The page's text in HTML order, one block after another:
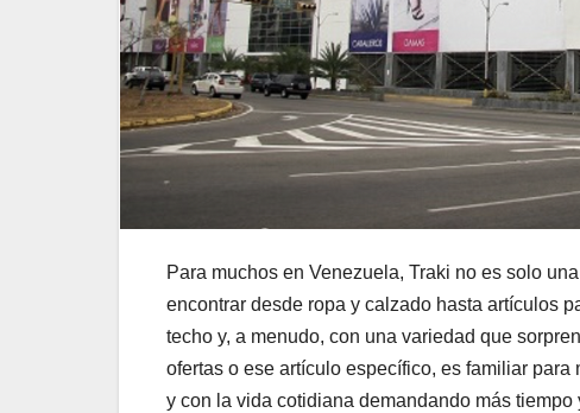
Para muchos en Venezuela, Traki no es solo
encontrar desde ropa y calzado hasta artículos
techo y, a menudo, con una variedad que
ofertas o ese artículo específico, es familiar
y con la vida cotidiana demandando más